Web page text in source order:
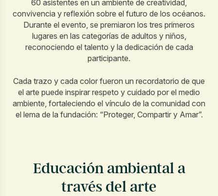
60 asistentes en un ambiente de creatividad,
convivencia y reflexión sobre el futuro de los océanos.
Durante el evento, se premiaron los tres primeros
lugares en las categorías de adultos y niños,
reconociendo el talento y la dedicación de cada
participante.
Cada trazo y cada color fueron un recordatorio de que
el arte puede inspirar respeto y cuidado por el medio
ambiente, fortaleciendo el vínculo de la comunidad con
el lema de la fundación: “Proteger, Compartir y Amar”.
Educación ambiental a
través del arte